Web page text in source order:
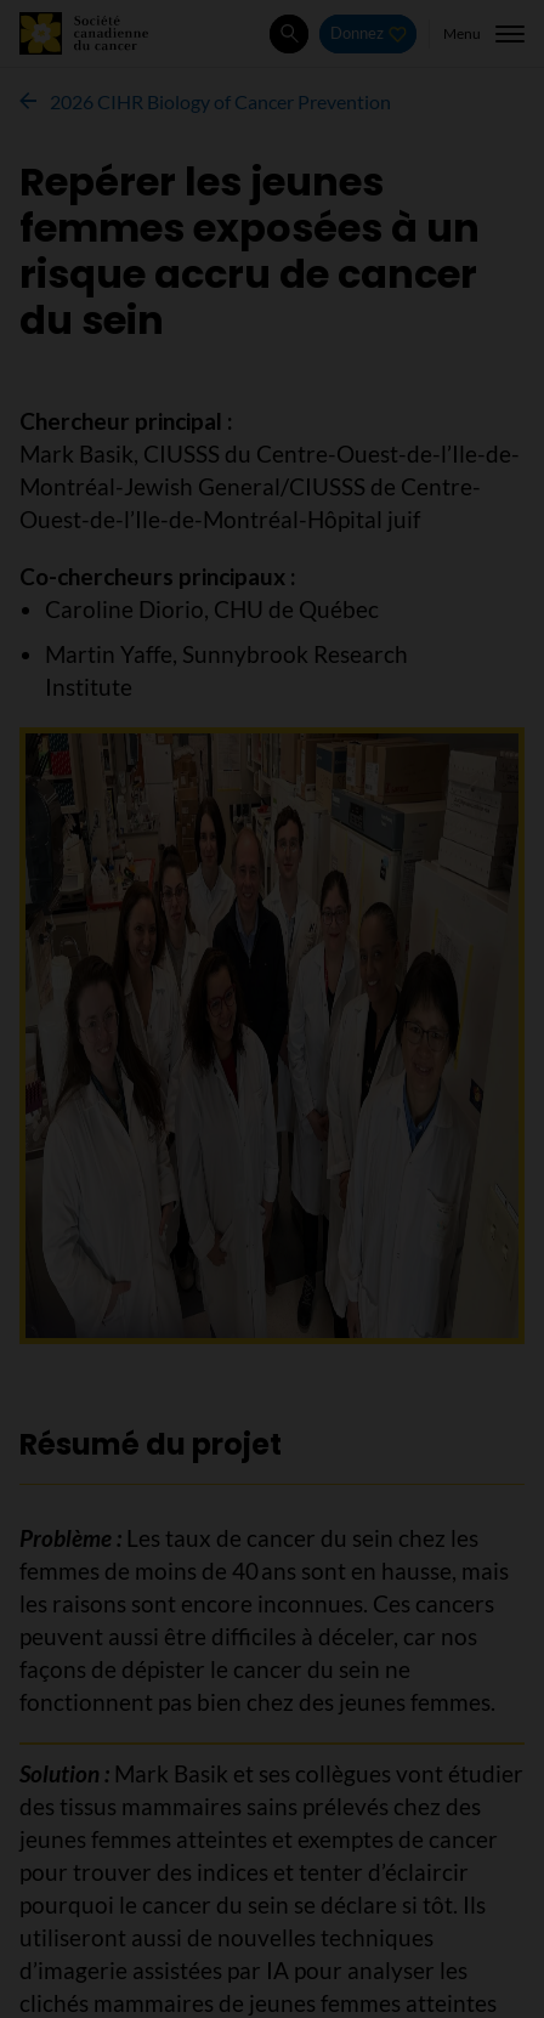
Rechercher
Donnez Menu
2026 CIHR Biology of Cancer Prevention
Repérer les jeunes
femmes exposées à un
risque accru de cancer
du sein
Chercheur principal :
Mark Basik, CIUSSS du Centre-Ouest-de-l’Ile-de-
Montréal-Jewish General/CIUSSS de Centre-
Ouest-de-l’Ile-de-Montréal-Hôpital juif
Co-chercheurs principaux :
Caroline Diorio, CHU de Québec
Martin Yaffe, Sunnybrook Research
Institute
Résumé du projet
Problème : Les taux de cancer du sein chez les
femmes de moins de 40 ans sont en hausse, mais
les raisons sont encore inconnues. Ces cancers
peuvent aussi être difficiles à déceler, car nos
façons de dépister le cancer du sein ne
fonctionnent pas bien chez des jeunes femmes.
Solution : Mark Basik et ses collègues vont étudier
des tissus mammaires sains prélevés chez des
jeunes femmes atteintes et exemptes de cancer
pour trouver des indices et tenter d’éclaircir
pourquoi le cancer du sein se déclare si tôt. Ils
utiliseront aussi de nouvelles techniques
d’imagerie assistées par IA pour analyser les
clichés mammaires de jeunes femmes atteintes